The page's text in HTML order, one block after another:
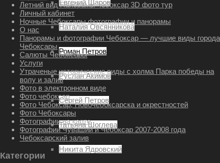
Евгений Шаров
Наталия Овсянникова
Роман Петров
Руслан Акимов
Сергей Петров
Татьяна Шоглева
Никита Ядровский
Летний вид Панорамы чебоксар 3D фото тур
Личный кабинет
Ночные Чебоксары фотографии и панорамы
О нас
Панорамы и фотографии Чебоксар — лучшие виды города
Чебоксары
Салюты Чебоксары
Услуги
Утраченые исторические виды с холма Парка победы на
волу и залив
Фото в электронном виде
Фото чебоксар
Фото Чебоксар, Новочебоксарска и окрестностей
Фото Чебоксары
Фотографии на карте
Фотографии Чувашии и Чебоксар 2007-2008 года
Чебоксарский залив
Категории